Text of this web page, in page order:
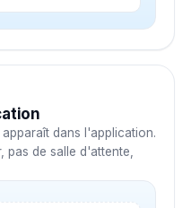
dans l'application.
pas de salle d'attente,